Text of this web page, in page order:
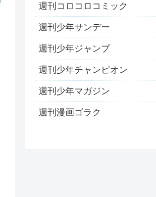
週刊コロコロコミック
週刊少年サンデー
週刊少年ジャンプ
週刊少年チャンピオン
週刊少年マガジン
週刊漫画ゴラク